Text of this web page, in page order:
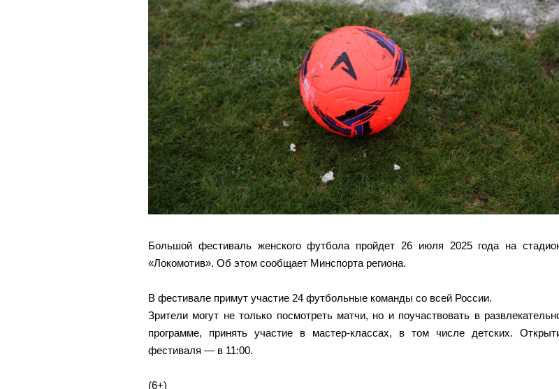
Большой фестиваль женского футбола пройдет 26 июля 2025 года на
«Локомотив». Об этом сообщает Минспорта региона.
В фестивале примут участие 24 футбольные команды со всей России.
Зрители могут не только посмотреть матчи, но и поучаствовать в
программе, принять участие в мастер-классах, в том числе детских.
фестиваля — в 11:00.
(6+)